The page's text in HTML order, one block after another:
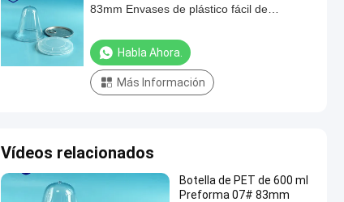
83mm Envases de plástico fácil de
Habla Ahora.
Más Información
Vídeos relacionados
Botella de PET de 600 ml
Preforma 07# 83mm